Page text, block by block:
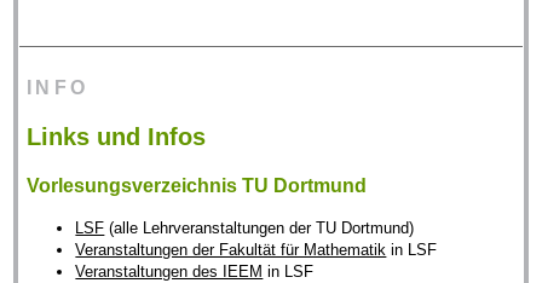
INFO
Links und Infos
Vorlesungsverzeichnis TU Dortmund
LSF (alle Lehrveranstaltungen der TU Dortmund)
Veranstaltungen der Fakultät für Mathematik in LSF
Veranstaltungen des IEEM in LSF